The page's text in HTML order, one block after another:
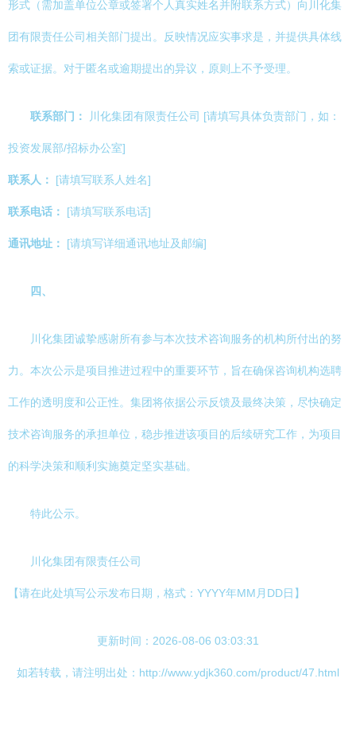
形式（需加盖单位公章或签署个人真实姓名并附联系方式）向川化集
团有限责任公司相关部门提出。反映情况应实事求是，并提供具体线
索或证据。对于匿名或逾期提出的异议，原则上不予受理。
联系部门： 川化集团有限责任公司 [请填写具体负责部门，如：
投资发展部/招标办公室]
联系人： [请填写联系人姓名]
联系电话： [请填写联系电话]
通讯地址： [请填写详细通讯地址及邮编]
四、
川化集团诚挚感谢所有参与本次技术咨询服务的机构所付出的努
力。本次公示是项目推进过程中的重要环节，旨在确保咨询机构选聘
工作的透明度和公正性。集团将依据公示反馈及最终决策，尽快确定
技术咨询服务的承担单位，稳步推进该项目的后续研究工作，为项目
的科学决策和顺利实施奠定坚实基础。
特此公示。
川化集团有限责任公司
【请在此处填写公示发布日期，格式：YYYY年MM月DD日】
更新时间：2026-08-06 03:03:31
如若转载，请注明出处：http://www.ydjk360.com/product/47.html